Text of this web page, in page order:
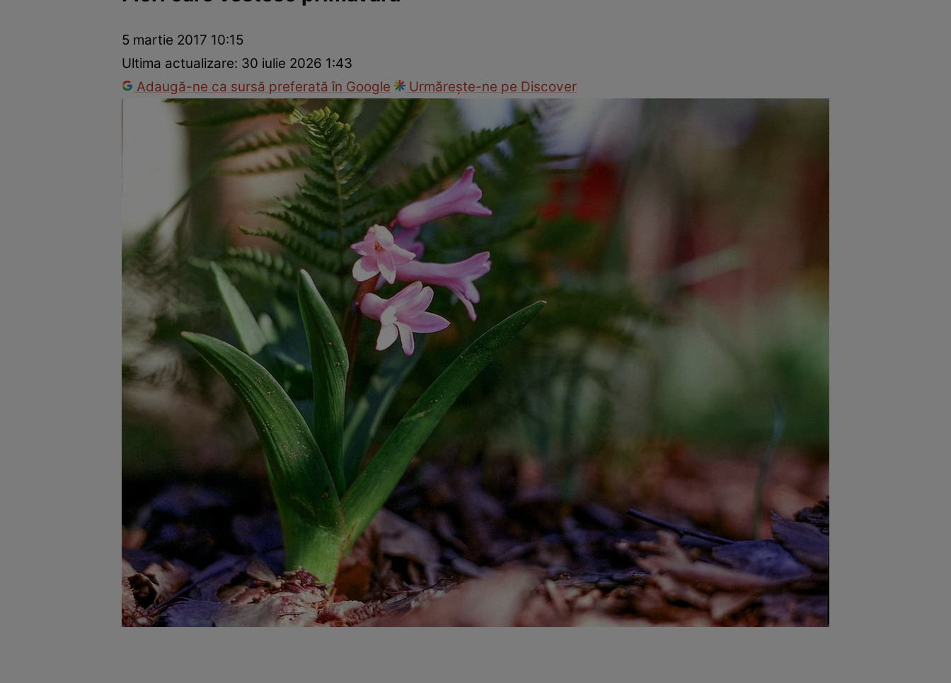
Dezvoltare personalăÎngrijire personalăCasă și grădină
5 martie 2017 10:15
Ultima actualizare: 30 iulie 2026 1:43
Adaugă-ne ca sursă preferată în Google
Urmărește-ne pe Discover